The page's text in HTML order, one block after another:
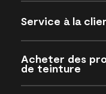
Service à la
Acheter des
de teinture